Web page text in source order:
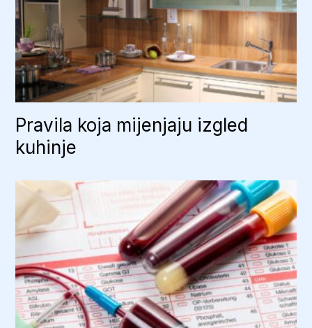
Pravila koja mijenjaju izgled
kuhinje